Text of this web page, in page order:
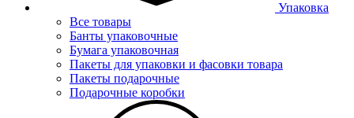
Упаковка
Все товары
Банты упаковочные
Бумага упаковочная
Пакеты для упаковки и фасовки товара
Пакеты подарочные
Подарочные коробки